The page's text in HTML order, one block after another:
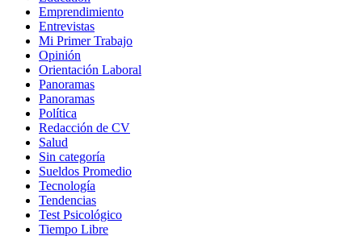
Emprendimiento
Entrevistas
Mi Primer Trabajo
Opinión
Orientación Laboral
Panoramas
Panoramas
Política
Redacción de CV
Salud
Sin categoría
Sueldos Promedio
Tecnología
Tendencias
Test Psicológico
Tiempo Libre